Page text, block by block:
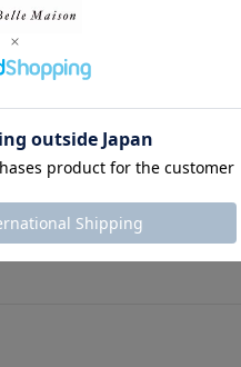
日気持ちよく着たいコドモ。み
ズ、デザインバリエーションが